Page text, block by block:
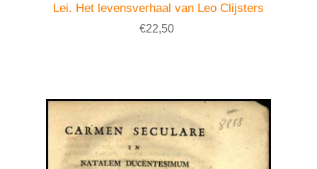
Lei. Het levensverhaal van Leo Clijsters
€22,50